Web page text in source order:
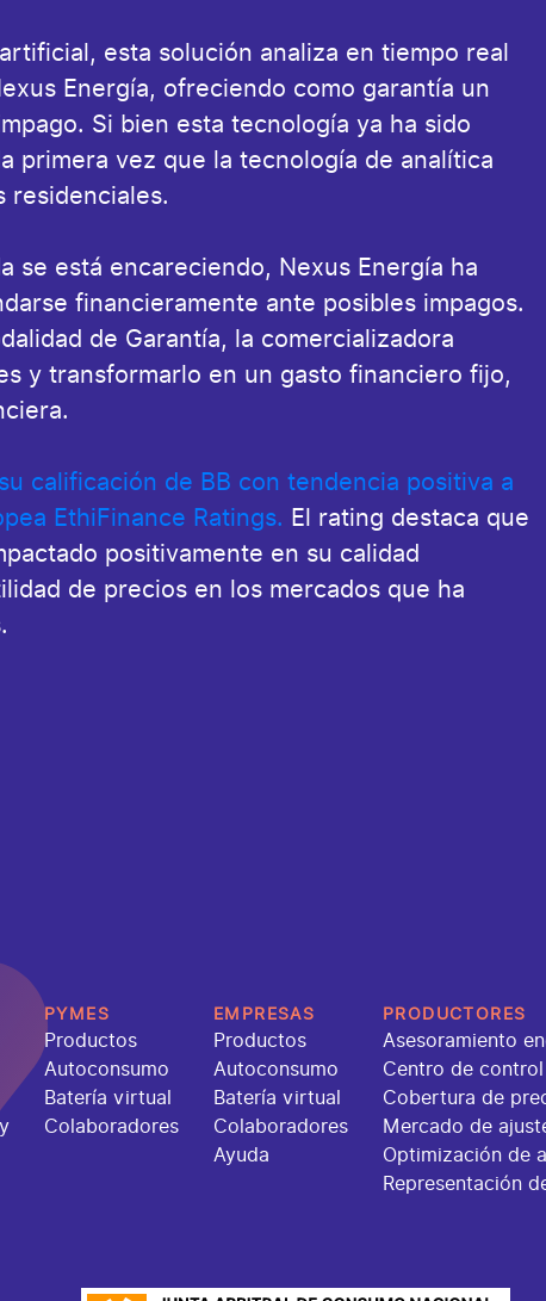
esta solución analiza en tiempo real
Energía, ofreciendo como garantía un
Si bien esta tecnología ya ha sido
primera vez que la tecnología de analítica
residenciales.
se está encareciendo, Nexus Energía ha
financieramente ante posibles impagos.
de Garantía, la comercializadora
y transformarlo en un gasto financiero fijo,
calificación de BB con tendencia positiva a
EthiFinance Ratings. El rating destaca que
positivamente en su calidad
de precios en los mercados que ha
PYMES
Productos
Autoconsumo
Batería virtual
Colaboradores
EMPRESAS
Productos
Autoconsumo
Batería virtual
Colaboradores
Ayuda
PRODUCTORES
Asesoramiento
Centro de
Cobertura de
Mercado de
Optimización de
Representación